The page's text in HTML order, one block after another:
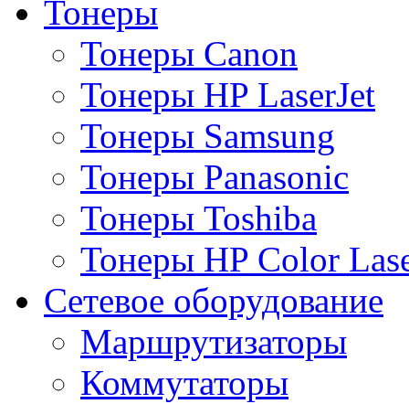
Тонеры
Тонеры Canon
Тонеры HP LaserJet
Тонеры Samsung
Тонеры Panasonic
Тонеры Toshiba
Тонеры HP Color
Сетевое оборудование
Маршрутизаторы
Коммутаторы